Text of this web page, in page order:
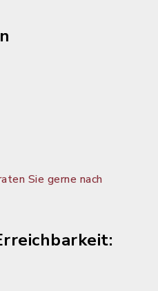
Sie gerne nach